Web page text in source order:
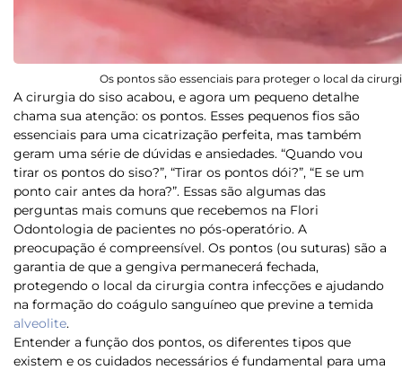
Os pontos são essenciais para proteger o local da
A cirurgia do siso acabou, e agora um pequeno detalhe
chama sua atenção: os pontos. Esses pequenos fios são
essenciais para uma cicatrização perfeita, mas também
geram uma série de dúvidas e ansiedades. “Quando vou
tirar os pontos do siso?”, “Tirar os pontos dói?”, “E se um
ponto cair antes da hora?”. Essas são algumas das
perguntas mais comuns que recebemos na Flori
Odontologia de pacientes no pós-operatório. A
preocupação é compreensível. Os pontos (ou suturas) são a
garantia de que a gengiva permanecerá fechada,
protegendo o local da cirurgia contra infecções e ajudando
na formação do coágulo sanguíneo que previne a temida
alveolite.
Entender a função dos pontos, os diferentes tipos que
existem e os cuidados necessários é fundamental para uma